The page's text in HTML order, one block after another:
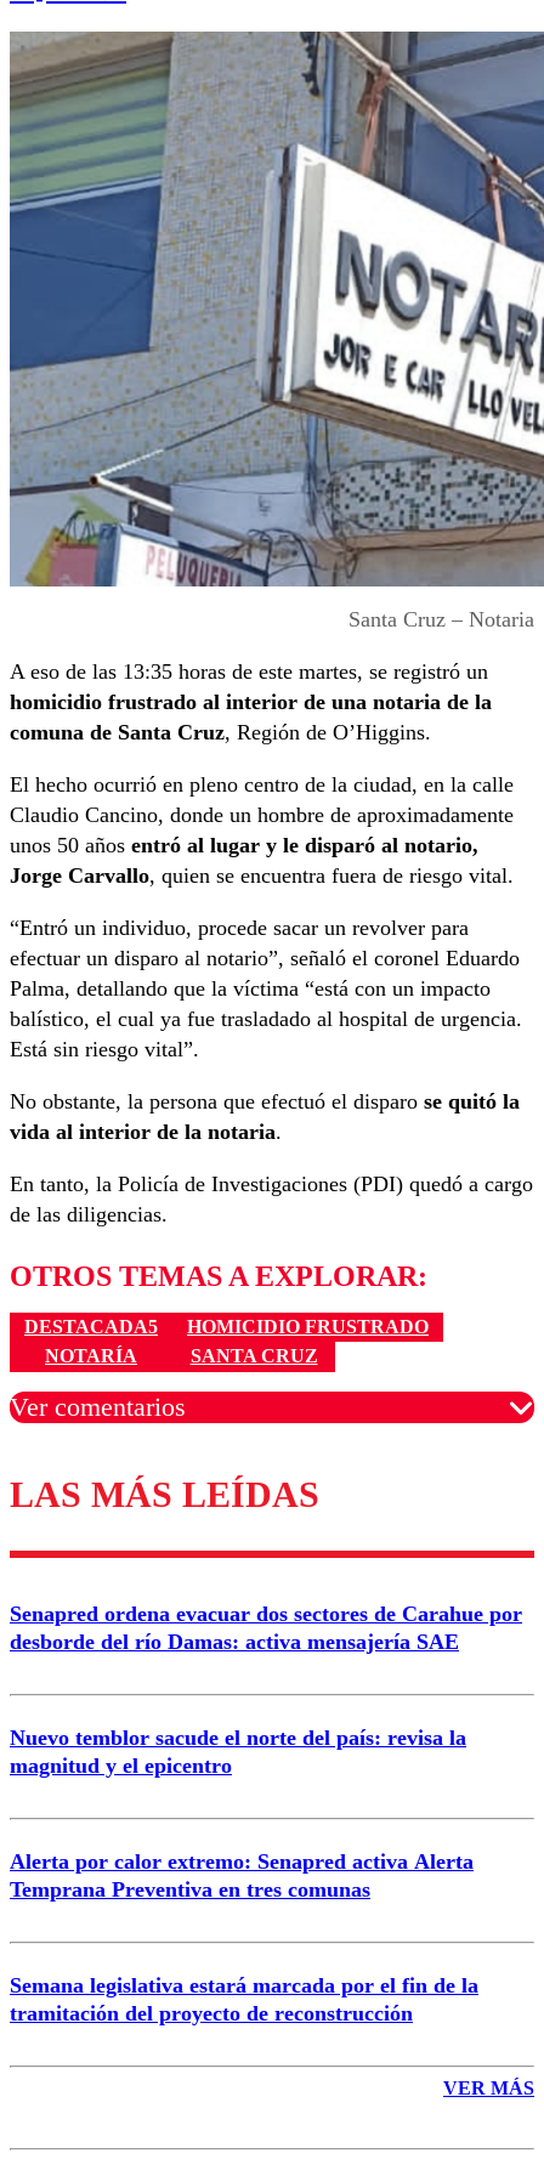
Santa Cruz – Notaria
A eso de las 13:35 horas de este martes, se registró un
homicidio frustrado al interior de una notaria de la
comuna de Santa Cruz, Región de O’Higgins.
El hecho ocurrió en pleno centro de la ciudad, en la calle
Claudio Cancino, donde un hombre de aproximadamente
unos 50 años entró al lugar y le disparó al notario,
Jorge Carvallo, quien se encuentra fuera de riesgo vital.
“Entró un individuo, procede sacar un revolver para
efectuar un disparo al notario”, señaló el coronel Eduardo
Palma, detallando que la víctima “está con un impacto
balístico, el cual ya fue trasladado al hospital de urgencia.
Está sin riesgo vital”.
No obstante, la persona que efectuó el disparo se quitó la
vida al interior de la notaria.
En tanto, la Policía de Investigaciones (PDI) quedó a cargo
de las diligencias.
OTROS TEMAS A EXPLORAR:
DESTACADA5
HOMICIDIO FRUSTRADO
NOTARÍA
SANTA CRUZ
Ver comentarios
Los comentarios son moderados para garantizar un
diálogo respetuoso.
Nombre
Correo
LAS MÁS LEÍDAS
Senapred ordena evacuar dos sectores de Carahue por
desborde del río Damas: activa mensajería SAE
Nuevo temblor sacude el norte del país: revisa la
magnitud y el epicentro
Alerta por calor extremo: Senapred activa Alerta
Temprana Preventiva en tres comunas
Semana legislativa estará marcada por el fin de la
tramitación del proyecto de reconstrucción
VER MÁS